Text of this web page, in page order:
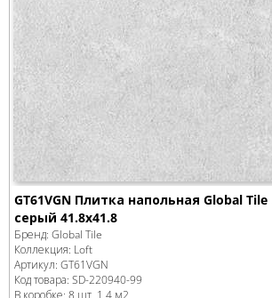
GT61VGN Плитка напольная Global
серый 41.8x41.8
Бренд: Global Tile
Коллекция: Loft
Артикул: GT61VGN
Код товара: SD-220940-99
В коробке: 8 шт, 1.4 м2